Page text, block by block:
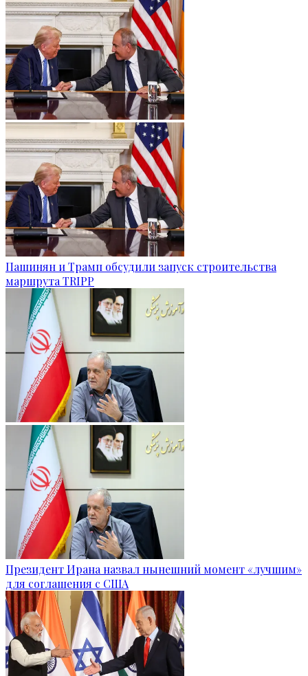
Пашинян и Трамп обсудили запуск строительства
маршрута TRIPP
Президент Ирана назвал нынешний момент «лучшим»
для соглашения с США